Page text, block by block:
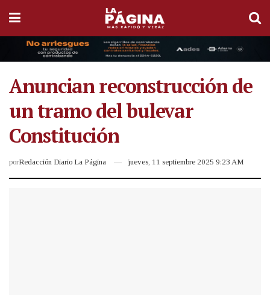
Anuncian reconstrucción de
un tramo del bulevar
Constitución
porRedacción Diario La Página jueves, 11 septiembre 2025 9:23 AM